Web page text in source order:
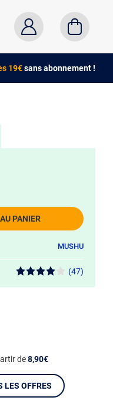
19€sans abonnement !
PANIER
MUSHU
(47)
de8,90€
LES OFFRES